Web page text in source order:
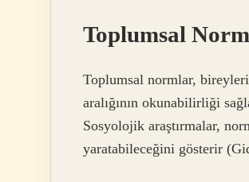
Toplumsal
Toplumsal normlar,
aralığının okunabilirliği
Sosyolojik araştırmalar,
yaratabileceğini gösterir